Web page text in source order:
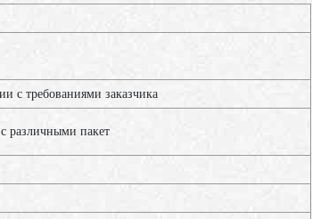
с требованиями заказчика
различными пакет